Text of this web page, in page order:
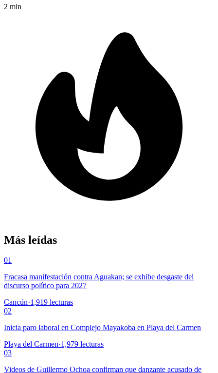
2 min
Más leídas
01
Fracasa manifestación contra Aguakan; se exhibe desgaste del
discurso político para 2027
Cancún·1,919 lecturas
02
Inicia paro laboral en Complejo Mayakoba en Playa del Carmen
Playa del Carmen·1,979 lecturas
03
Videos de Guillermo Ochoa confirman que danzante acusado de